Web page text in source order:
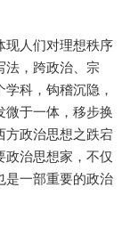
现人们对理想秩序
法，跨政治、宗
科，钩稽沉隐，
微于一体，移步换
方政治思想之跌宕
政治思想家，不仅
是一部重要的政治